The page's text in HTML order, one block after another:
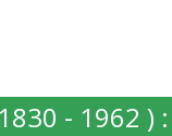
- 1962 )